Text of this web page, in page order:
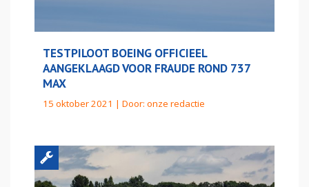
TESTPILOOT BOEING OFFICIEEL
AANGEKLAAGD VOOR FRAUDE ROND 737
MAX
15 oktober 2021 | Door: onze redactie